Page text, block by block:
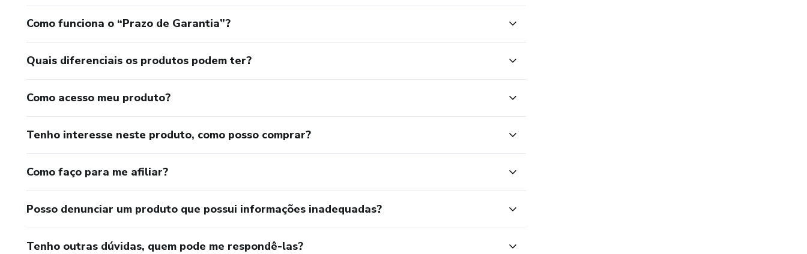
Como funciona o “Prazo de Garantia”?
Quais diferenciais os produtos podem ter?
Como acesso meu produto?
Tenho interesse neste produto, como posso comprar?
Como faço para me afiliar?
Posso denunciar um produto que possui informações inadequadas?
Tenho outras dúvidas, quem pode me respondê-las?